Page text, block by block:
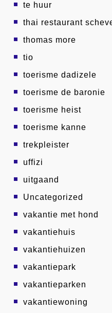
te huur
thai restaurant
thomas more
tio
toerisme dadizele
toerisme de baronie
toerisme heist
toerisme kanne
trekpleister
uffizi
uitgaand
Uncategorized
vakantie met hond
vakantiehuis
vakantiehuizen
vakantiepark
vakantieparken
vakantiewoning